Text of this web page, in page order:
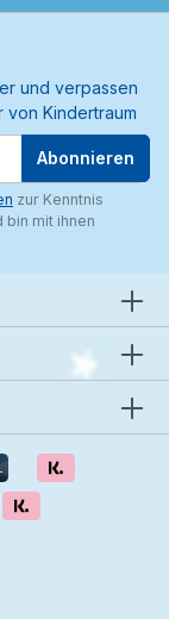
und verpassen
Kindertraum
Abonnieren
zur Kenntnis
bin mit ihnen